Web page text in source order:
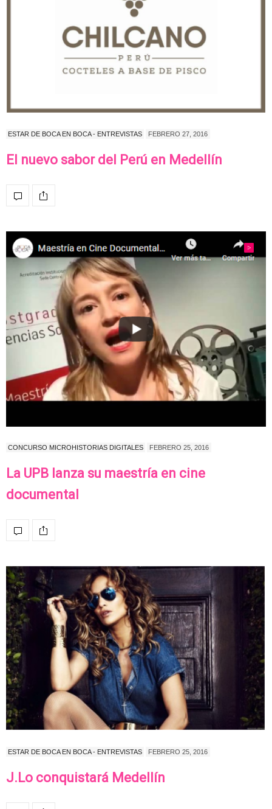
ESTAR DE BOCA EN BOCA - ENTREVISTAS FEBRERO 27, 2016
El nuevo sabor del Perú en Medellín
CONCURSO MICROHISTORIAS DIGITALES FEBRERO 25, 2016
La UPB lanza su maestría en cine
documental
ESTAR DE BOCA EN BOCA - ENTREVISTAS FEBRERO 25, 2016
J.Lo conquistará Medellín